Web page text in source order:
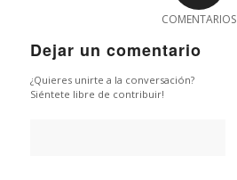
COMENTARIOS
Dejar un comentario
¿Quieres unirte a la conversación?
Siéntete libre de contribuir!